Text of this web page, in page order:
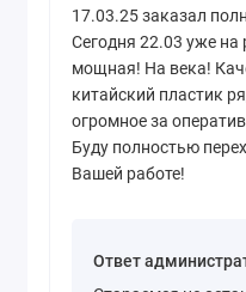
17.03.25 заказал
Сегодня 22.03 уже
мощная! На века!
китайский пластик
огромное за
Буду полностью
Вашей работе!
Ответ